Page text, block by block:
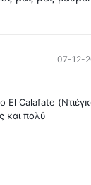
07-12-
El Calafate
και πολύ